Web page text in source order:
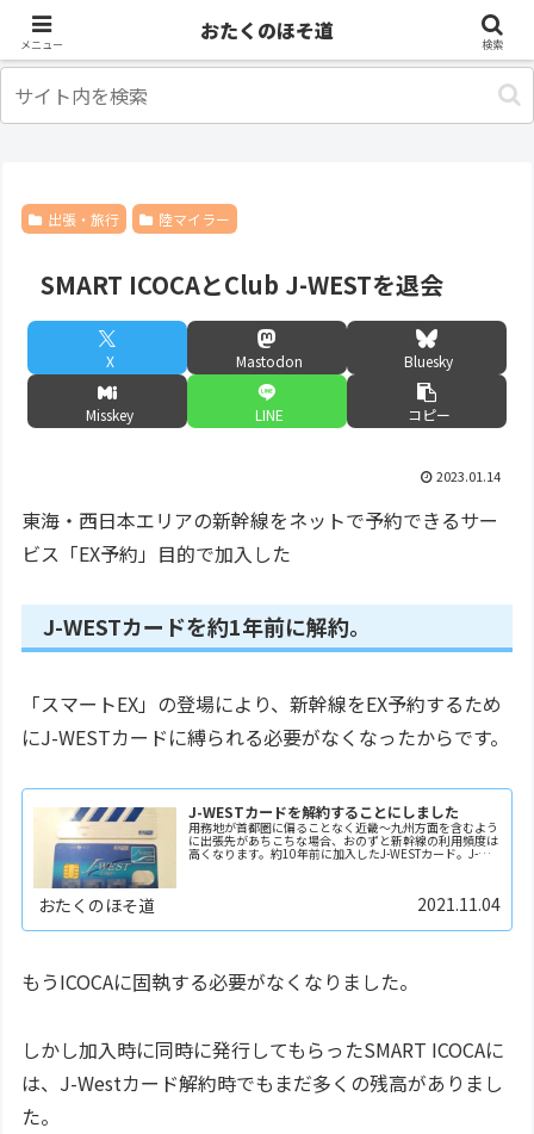
出張・旅行 陸マイラー
SMART ICOCAとClub J-WESTを退会
X Mastodon Bluesky
Misskey LINE コピー
2023.01.14
東海・西日本エリアの新幹線をネットで予約できるサー
ビス「EX予約」目的で加入した
J-WESTカードを約1年前に解約。
「スマートEX」の登場により、新幹線をEX予約するため
にJ-WESTカードに縛られる必要がなくなったからです。
J-WESTカードを解約することにしました
用務地が首都圏に偏ることなく近畿～九州方面を含むよう
に出張先があちこちな場合、おのずと新幹線の利用頻度は
高くなります。約10年前に加入したJ-WESTカード。J-
おたくのほそ道 2021.11.04
もうICOCAに固執する必要がなくなりました。
しかし加入時に同時に発行してもらったSMART ICOCAに
は、J-Westカード解約時でもまだ多くの残高がありまし
た。
メニュー
おたくのほそ道
検索